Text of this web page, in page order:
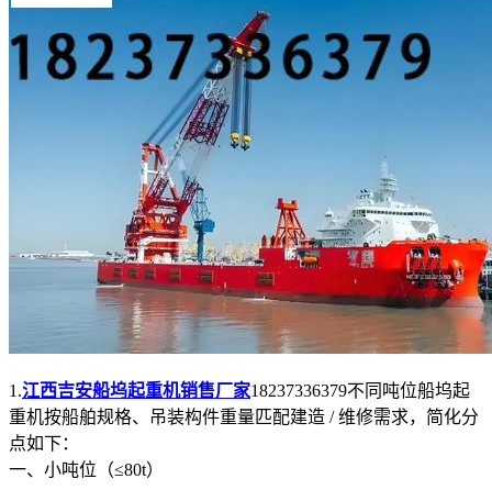
1.江西吉安船坞起重机销售厂家18237336379不同吨位船坞起
重机按船舶规格、吊装构件重量匹配建造 / 维修需求，简化分
点如下：
一、小吨位（≤80t）